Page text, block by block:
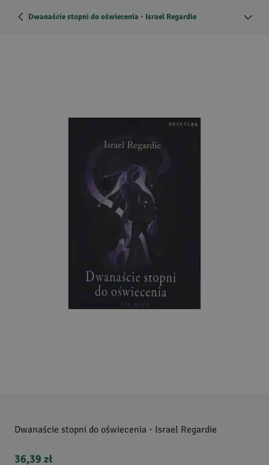
Dwanaście stopni do oświecenia - Israel Regardie
Dwanaście stopni do oświecenia - Israel Regardie
36,39 zł